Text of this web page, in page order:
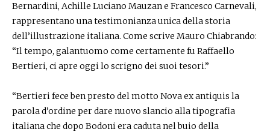
Bernardini, Achille Luciano Mauzan e Francesco Carnevali,
rappresentano una testimonianza unica della storia
dell’illustrazione italiana. Come scrive Mauro Chiabrando:
“Il tempo, galantuomo come certamente fu Raffaello
Bertieri, ci apre oggi lo scrigno dei suoi tesori.”
“Bertieri fece ben presto del motto Nova ex antiquis la
parola d’ordine per dare nuovo slancio alla tipografia
italiana che dopo Bodoni era caduta nel buio della